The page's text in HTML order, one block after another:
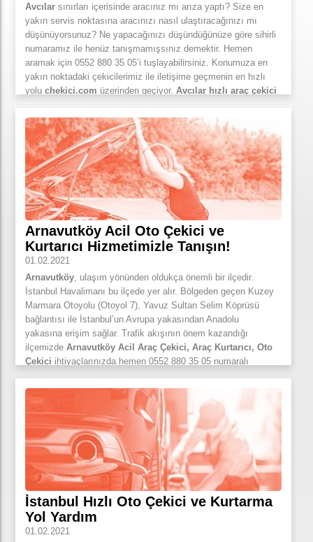
Avcılarsınırları içerisinde aracınız mı arıza yaptı? Size en
yakın servis noktasına aracınızı nasıl ulaştıracağınızı mı
düşünüyorsunuz? Ne yapacağınızı düşündüğünüze göre sihirli
numaramız ile henüz tanışmamışsınız demektir. Hemen
aramak için 0552 880 35 05’i tuşlayabilirsiniz. Konumuza en
yakın noktadaki çekicilerimiz ile iletişime geçmenin en hızlı
yolu chekici.com üzerinden geçiyor. Avcılar hızlı araç çekici
platformlarda bulabileceğiniz, kolay kullanım özelliği ile
dikkatleri üzerine çeken mobil uygulamamızdır. Mobil
uygulamamız kullanıcı dostu olmakla kalmayıp tüm
çekicilerimize kolaylıkla erişim sağlayabileceğiniz aktif bir
dijital ortamı ayağınıza getiren kullanışlı bir uygulamadır. Sıfır
komisyon ve üyelik ücreti olmadan teklifleri bir telefon kadar
yakınınıza getirmeyi kendimize görev bildik. Siz değerli
müşterilerimiz içinİstanbul
ilimiz ve ilçeleriyle sınırlı kalmadık.
Yol yardımın adresi tüm Türkiye’de belli olsun
istedik.Ankara, İzmir, Antalya, Hatay, Samsun, Sinop,
fark etmeksizin diğer tüm illerimizde, ilçelerimizde ve
mahallelerimizde aynı anda hizmet veren profesyonel
çekicilerimiz ile iddiamızı ortaya koyuyoruz
Arnavutköy Acil Oto Çekici ve
Kurtarıcı Hizmetimizle Tanışın!
01.02.2021
Arnavutköy, ulaşım yönünden oldukça önemli bir ilçedir.
İstanbul Havalimanı bu ilçede yer alır. Bölgeden geçen Kuzey
Marmara Otoyolu (Otoyol 7), Yavuz Sultan Selim Köprüsü
bağlantısı ile İstanbul’un Avrupa yakasından Anadolu
yakasına erişim sağlar. Trafik akışının önem kazandığı
ilçemizde Arnavutköy Acil Araç Çekici, Araç Kurtarıcı, Oto
Çekici ihtiyaçlarınızda hemen 0552 880 35 05 numaralı
arkadaşlarımız olduğunuz konuma hemen gelsin. Firma olarak,
çekici sektöründeki boşluğu doldurmak için fark yaratıyoruz!
Artık tek tek çekici arama derdine düşmeden, mobil
uygulamamızı indirerek “
Acil Çekici Çağır ” hizmetimizden
yararlanabilirsiniz. Acil çekici çağır hizmetimiz ile konumuza en
hızlı araç çekiciile iletişime geçebilirsiniz.
Yolculuklarınızda yaşanılacak aksiliklerle baş etmek için
sizde
Chekici ’yi tercih edin!Ankara, İzmir, Muğla, Antalyaya
daMalatya ’nın herhangi bir noktasında mısınız? Türkiye’nin
neresinde olursanız olun il, ilçe, mahalle fark etmeksizin
bünyemiz altında kayıtlı olan çekicilerimiz hemen size ve
İstanbul Hızlı Oto Çekici ve Kurtarma
Yol Yardım
01.02.2021